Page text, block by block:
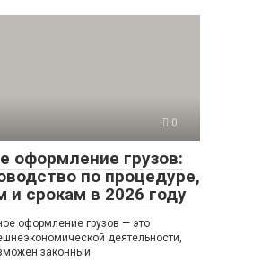
0
оформление грузов:
по процедуре,
и срокам в 2026 году
оформление грузов — это
деятельности,
законный